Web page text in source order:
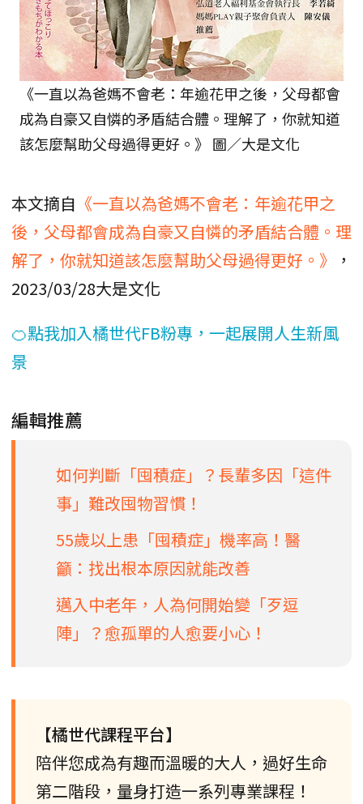
《一直以為爸媽不會老：年逾花甲之後，父母都會
成為自豪又自憐的矛盾結合體。理解了，你就知道
該怎麼幫助父母過得更好。》 圖／大是文化
本文摘自 《一直以為爸媽不會老：年逾花甲之
後，父母都會成為自豪又自憐的矛盾結合體。理
解了，你就知道該怎麼幫助父母過得更好。》
，
2023/03/28大是文化
🍊點我加入橘世代FB粉專，一起展開人生新風
景
編輯推薦
如何判斷「囤積症」？長輩多因「這件
事」難改囤物習慣！
55歲以上患「囤積症」機率高！醫
籲：找出根本原因就能改善
邁入中老年，人為何開始變「歹逗
陣」？愈孤單的人愈要小心！
【橘世代課程平台】
陪伴您成為有趣而溫暖的大人，過好生命
第二階段，量身打造一系列專業課程！